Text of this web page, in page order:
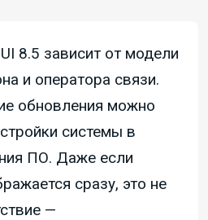
8.5 зависит от модели
и оператора связи.
обновления можно
системы в
ПО. Даже если
сразу, это не
—